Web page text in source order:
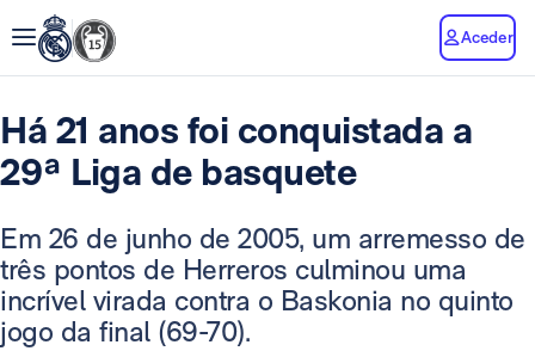
Aceder
Há 21 anos foi conquistada a
29ª Liga de basquete
Em 26 de junho de 2005, um arremesso de
três pontos de Herreros culminou uma
incrível virada contra o Baskonia no quinto
jogo da final (69-70).